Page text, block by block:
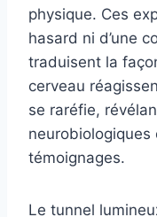
physique. Ces
hasard ni d’une
traduisent la
cerveau
se raréfie,
neurobiologiques
témoignages.
Le tunnel